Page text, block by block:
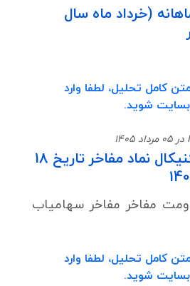
(خرداد ماه سال
کامل تحلیل، لطفا وارد
شوید.
آپدیت تحلیل تکنیکال نماد مفاخر تاریخ 18
مفاخر مفاخر سهامیاب
کامل تحلیل، لطفا وارد
شوید.